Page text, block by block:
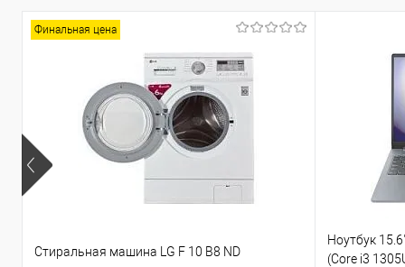
Финальная цена
Стиральная машина LG F 10 B8 ND
Ноутбук
(Core i3